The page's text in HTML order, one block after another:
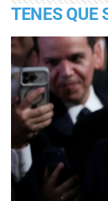
TENES QUE